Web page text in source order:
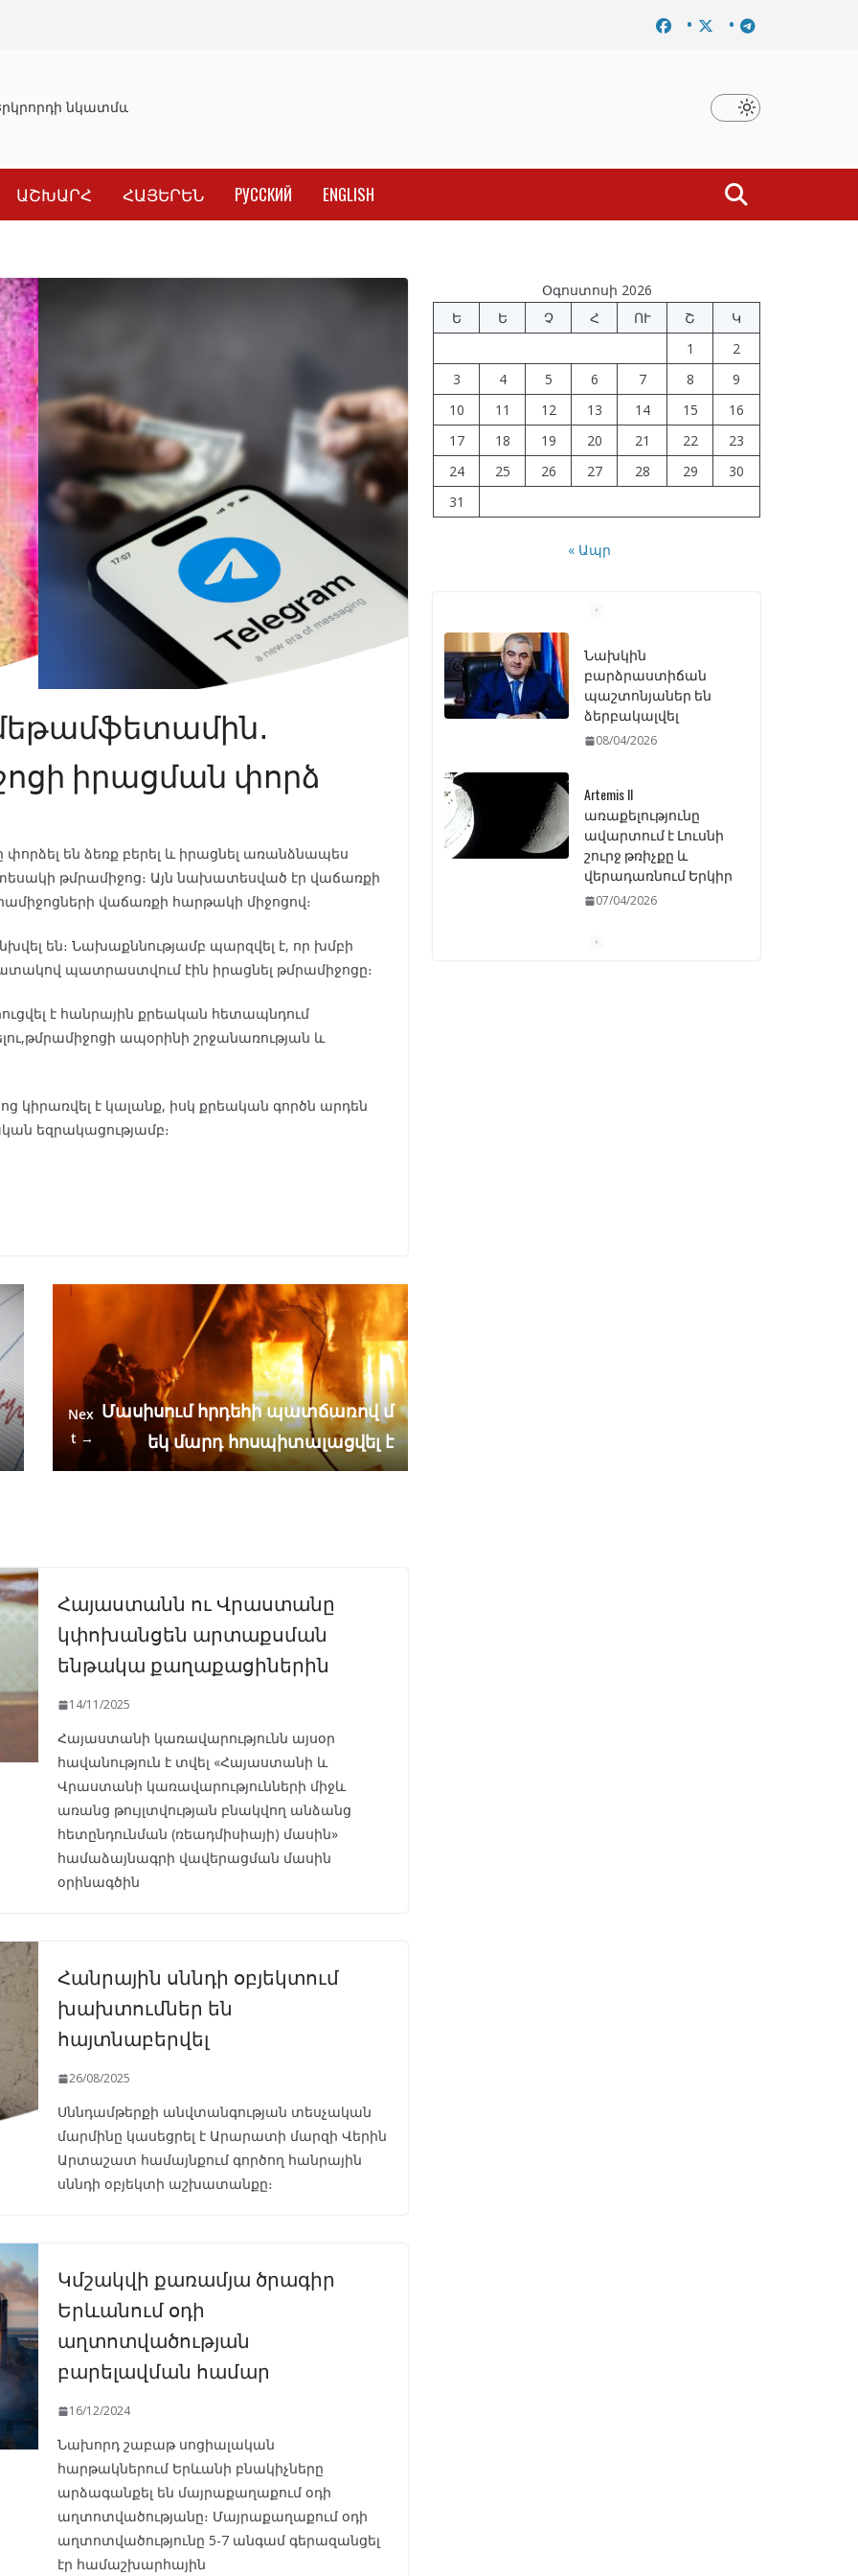
նկատմամբ սահմանափակման վերացման որոշումը Նախկին բարձրաստիճան պաշտոնյաներ են
ԱՇԽԱՐՀ ՀԱՅԵՐԵՆ РУССКИЙ ENGLISH
մեթամֆետամին․
իրացման փորձ
են ձեռք բերել և իրացնել առանձնապես
թմրամիջոց։ Այն նախատեսված էր վաճառքի
վաճառքի հարթակի միջոցով։
են։ Նախաքննությամբ պարզվել է, որ խմբի
պատրաստվում էին իրացնել թմրամիջոցը։
է հանրային քրեական հետապնդում
ապօրինի շրջանառության և
է կալանք, իսկ քրեական գործն արդեն
եզրակացությամբ։
Nex
t →
Մասիսում հրդեհի պատճառով մ
եկ մարդ հոսպիտալացվել է
Հայաստանն ու Վրաստանը
կփոխանցեն արտաքսման
ենթակա քաղաքացիներին
14/11/2025
Հայաստանի կառավարությունն այսօր
հավանություն է տվել «Հայաստանի և
Վրաստանի կառավարությունների միջև
առանց թույլտվության բնակվող անձանց
հետընդունման (ռեադմիսիայի) մասին»
համաձայնագրի վավերացման մասին
օրինագծին
Հանրային սննդի օբյեկտում
խախտումներ են
հայտնաբերվել
26/08/2025
Սննդամթերքի անվտանգության տեսչական
մարմինը կասեցրել է Արարատի մարզի Վերին
Արտաշատ համայնքում գործող հանրային
սննդի օբյեկտի աշխատանքը։
Կմշակվի քառամյա ծրագիր
Երևանում օդի
աղտոտվածության
բարելավման համար
16/12/2024
Նախորդ շաբաթ սոցիալական
հարթակներում Երևանի բնակիչները
արձագանքել են մայրաքաղաքում օդի
աղտոտվածությանը։ Մայրաքաղաքում օդի
աղտոտվածությունը 5-7 անգամ գերազանցել
էր համաշխարհային
Օգոստոսի 2026
Ե
Ե Չ Հ ՈՒ Շ
Կ
1
2
3
4 5 6 7 8
9
10
11 12 13 14 15
16
17
18 19 20 21 22
23
24
25 26 27 28 29
30
31
« Ապր
Նախկին
բարձրաստիճան
պաշտոնյաներ են
ձերբակալվել
08/04/2026
Artemis II
առաքելությունը
ավարտում է Լուսնի
շուրջ թռիչքը և
վերադառնում Երկիր
07/04/2026